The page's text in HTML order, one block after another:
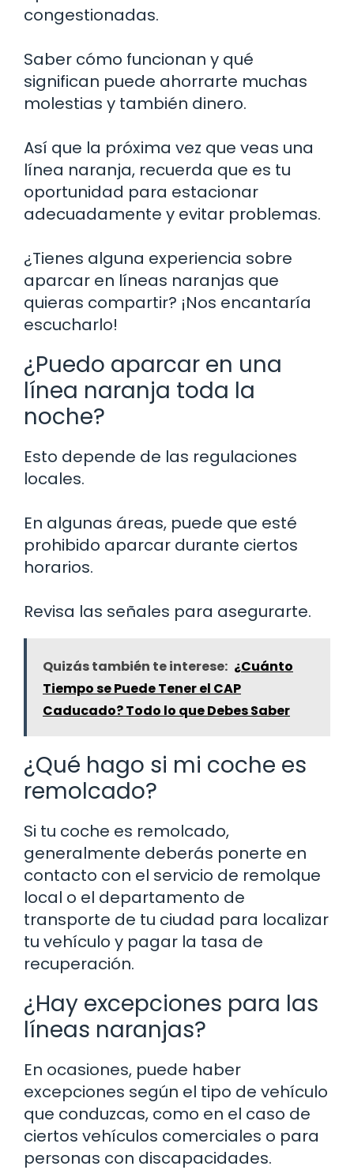
congestionadas.
Saber cómo funcionan y qué
significan puede ahorrarte muchas
molestias y también dinero.
Así que la próxima vez que veas una
línea naranja, recuerda que es tu
oportunidad para estacionar
adecuadamente y evitar problemas.
¿Tienes alguna experiencia sobre
aparcar en líneas naranjas que
quieras compartir? ¡Nos encantaría
escucharlo!
¿Puedo aparcar en una
línea naranja toda la
noche?
Esto depende de las regulaciones
locales.
En algunas áreas, puede que esté
prohibido aparcar durante ciertos
horarios.
Revisa las señales para asegurarte.
Quizás también te interese: ¿Cuánto
Tiempo se Puede Tener el CAP
Caducado? Todo lo que Debes Saber
¿Qué hago si mi coche es
remolcado?
Si tu coche es remolcado,
generalmente deberás ponerte en
contacto con el servicio de remolque
local o el departamento de
transporte de tu ciudad para localizar
tu vehículo y pagar la tasa de
recuperación.
¿Hay excepciones para las
líneas naranjas?
En ocasiones, puede haber
excepciones según el tipo de vehículo
que conduzcas, como en el caso de
ciertos vehículos comerciales o para
personas con discapacidades.